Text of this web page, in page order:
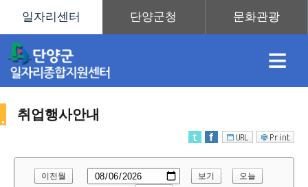
≡
취업행사안내
이전월 보기
오늘